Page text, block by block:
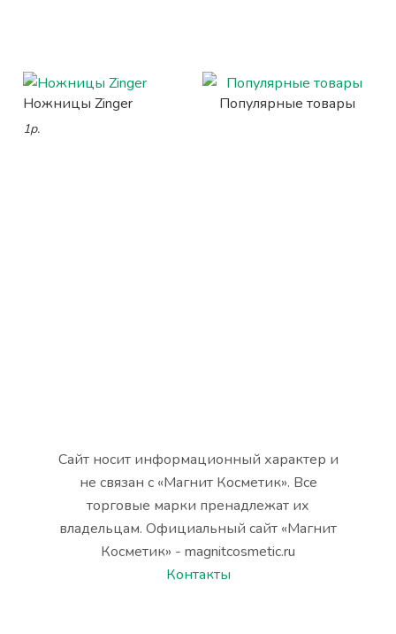
Ножницы Zinger
1р.
Популярные товары
Сайт носит информационный характер и
не связан с «Магнит Косметик». Все
торговые марки пренадлежат их
владельцам. Официальный сайт «Магнит
Косметик» - magnitcosmetic.ru
Контакты